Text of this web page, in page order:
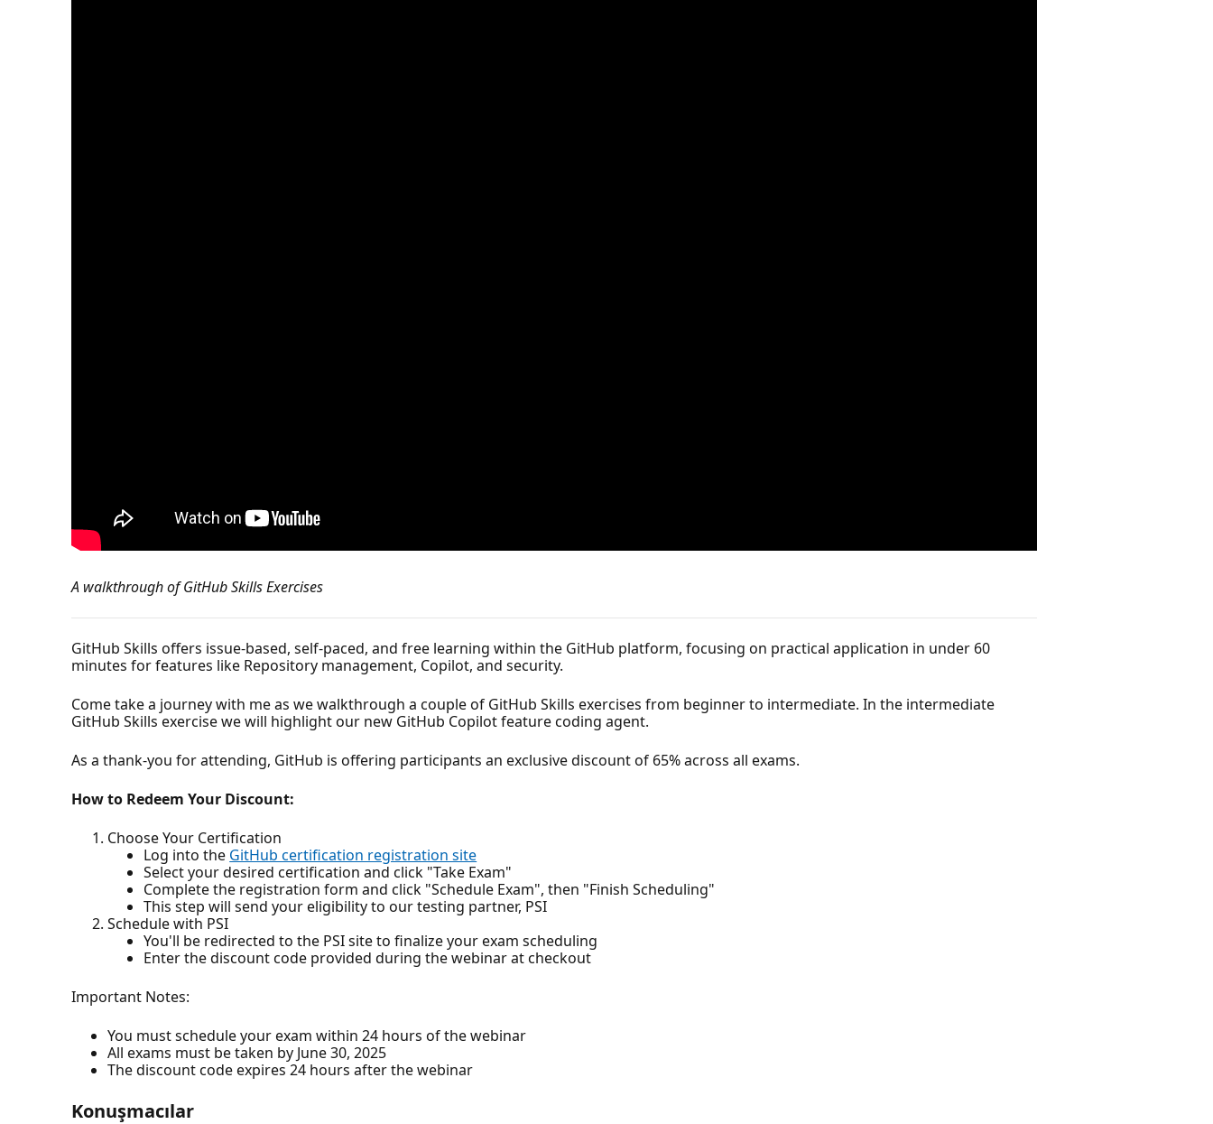
A walkthrough of GitHub Skills Exercises
GitHub Skills offers issue-based, self-paced, and free learning within the GitHub platform, focusing on practical application in under 60
minutes for features like Repository management, Copilot, and security.
Come take a journey with me as we walkthrough a couple of GitHub Skills exercises from beginner to intermediate. In the intermediate
GitHub Skills exercise we will highlight our new GitHub Copilot feature coding agent.
As a thank-you for attending, GitHub is offering participants an exclusive discount of 65% across all exams.
How to Redeem Your Discount:
Choose Your Certification
Log into the GitHub certification registration site
Select your desired certification and click "Take Exam"
Complete the registration form and click "Schedule Exam", then "Finish Scheduling"
This step will send your eligibility to our testing partner, PSI
Schedule with PSI
You'll be redirected to the PSI site to finalize your exam scheduling
Enter the discount code provided during the webinar at checkout
Important Notes:
You must schedule your exam within 24 hours of the webinar
All exams must be taken by June 30, 2025
The discount code expires 24 hours after the webinar
Konuşmacılar